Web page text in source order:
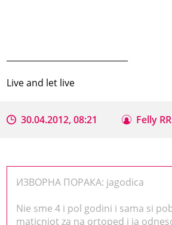
Live and let live
30.04.2012, 08:21 Felly RR
ИЗВОРНА ПОРАКА: jagodica
Nie sme 4 i pol godini i sama si
maticniot za na ortoped i ja